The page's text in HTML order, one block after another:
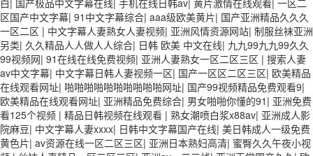
区国产中文字幕| 91中文字幕综合| aaa级欧美黄片| 国产亚洲精品久久久
一区二区 | 中文字幕人妻熟女人妻视频| 亚洲风情资源网站| 制服丝袜亚洲
另类| 久久精品人人做人人综合| 日韩 欧美 中文在线| 九九99九九99久久
99视频网| 91在线在线免费视频| 亚洲人妻熟女一区二区三区 | 搜索人妻
av中文字幕| 中文字幕日韩人妻视频一区| 国产一区区二区三区| 欧美精品
在线观看网址| 啪啪啪啪啪啪啪啪啪啪网址| 国产99视频精品免费观看9|
欧美精品在线观看网址| 亚洲精品免费综合| 男女啪啪你懂的91 | 亚洲免费
看125个视频 | 精品日韩视频在线观看 | 熟女潮喷白浆x88av| 亚洲成人影
院麻豆| 中文字幕人妻xxxx| 日韩中文字幕国产在线| 美日韩成人一级免费
黄色片| av资源在线一区二区三区| 亚洲日本熟妇高清| 蜜臀久久午夜小视